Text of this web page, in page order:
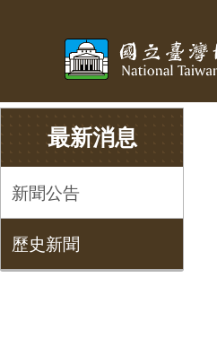
最新消息
新聞公告
歷史新聞